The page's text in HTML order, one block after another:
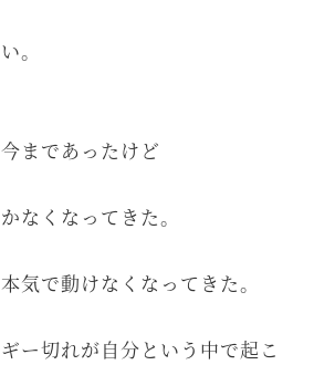
。
まであったけど
なくなってきた。
気で動けなくなってきた。
ー切れが自分という中で起こ